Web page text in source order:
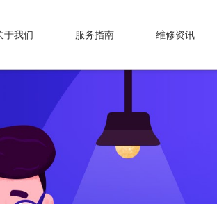
于我们 服务指南 维修资讯